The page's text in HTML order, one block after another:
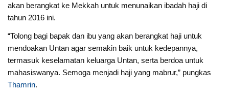
akan berangkat ke Mekkah untuk menunaikan ibadah haji di
tahun 2016 ini.
“Tolong bagi bapak dan ibu yang akan berangkat haji untuk
mendoakan Untan agar semakin baik untuk kedepannya,
termasuk keselamatan keluarga Untan, serta berdoa untuk
mahasiswanya. Semoga menjadi haji yang mabrur,” pungkas
Thamrin.